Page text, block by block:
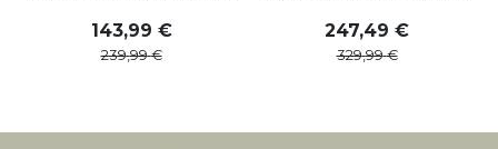
143,99
239,99
247,49
329,99